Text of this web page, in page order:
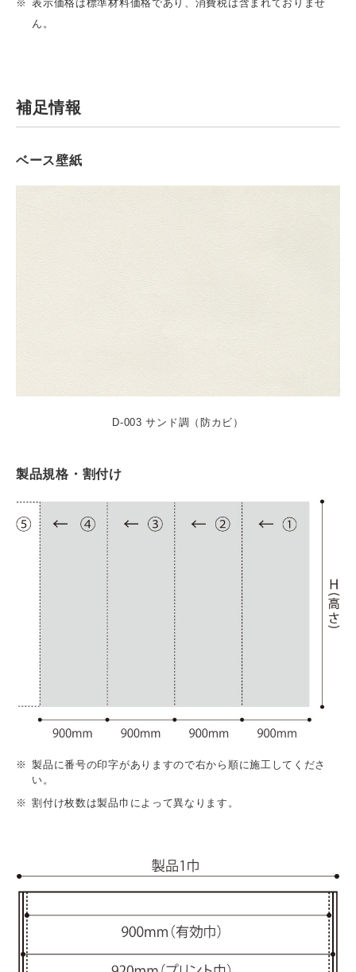
表示価格は標準材料価格であり、消費税は含まれておりませ
ん。
補足情報
ベース壁紙
D-003 サンド調（防カビ）
製品規格・割付け
製品に番号の印字がありますので右から順に施工してくださ
い。
割付け枚数は製品巾によって異なります。